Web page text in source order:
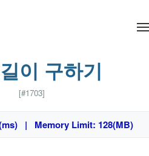
이 구하기
[#1703]
| Memory Limit: 128(MB)